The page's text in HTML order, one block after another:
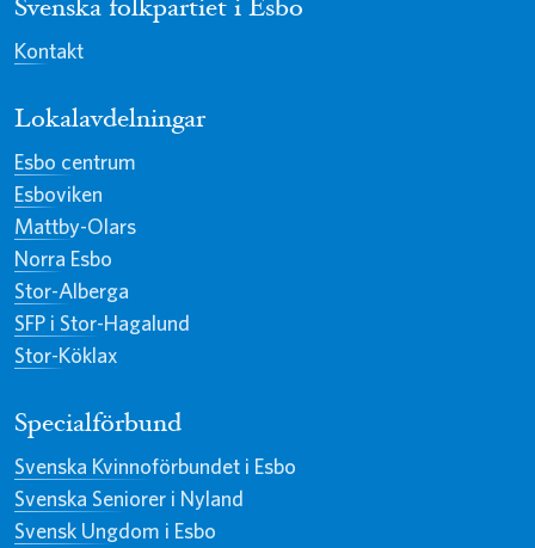
Svenska folkpartiet i Esbo
Kontakt
Lokalavdelningar
Esbo centrum
Esboviken
Mattby-Olars
Norra Esbo
Stor-Alberga
SFP i Stor-Hagalund
Stor-Köklax
Specialförbund
Svenska Kvinnoförbundet i Esbo
Svenska Seniorer i Nyland
Svensk Ungdom i Esbo